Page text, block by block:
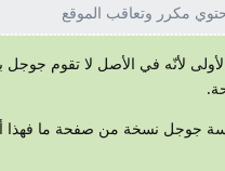
مكرر وتعاقب الموقع
لأنّه في الأصل لا تقوم جوجل
جوجل نسخة من صفحة ما فهذا